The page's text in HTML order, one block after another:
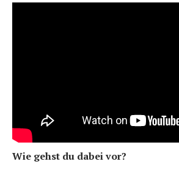
Wie gehst du dabei vor?